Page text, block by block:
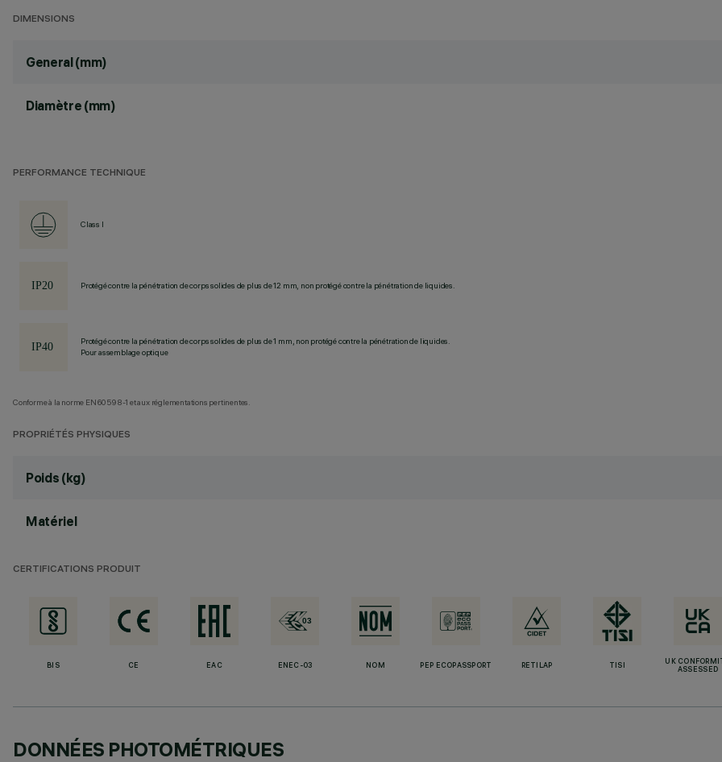
DIMENSIONS
General (mm)
Diamètre (mm)
PERFORMANCE TECHNIQUE
Class I
Protégé contre la pénétration de corps solides de plus de 12 mm, non protégé contre la pénétration de liquides.
Protégé contre la pénétration de corps solides de plus de 1 mm, non protégé contre la pénétration de liquides.
Pour assemblage optique
Conforme à la norme EN60598-1 et aux réglementations pertinentes.
PROPRIÉTÉS PHYSIQUES
Poids (kg)
Matériel
CERTIFICATIONS PRODUIT
BIS CE EAC ENEC-03 NOM PEP ECOPASSPORT RETILAP TISI
UK
ASSESSED
DONNÉES PHOTOMÉTRIQUES